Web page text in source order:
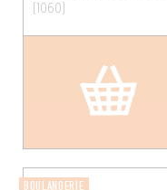
(1060)
BOULANGERIE